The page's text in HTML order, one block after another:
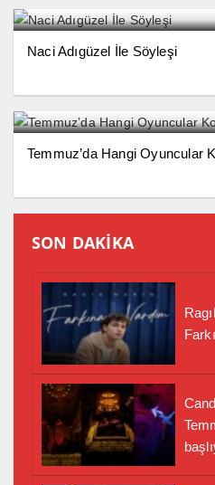
Naci Adıgüzel İle Söyleşi
Temmuz’da Hangi Oyuncular
SON DAKİKA